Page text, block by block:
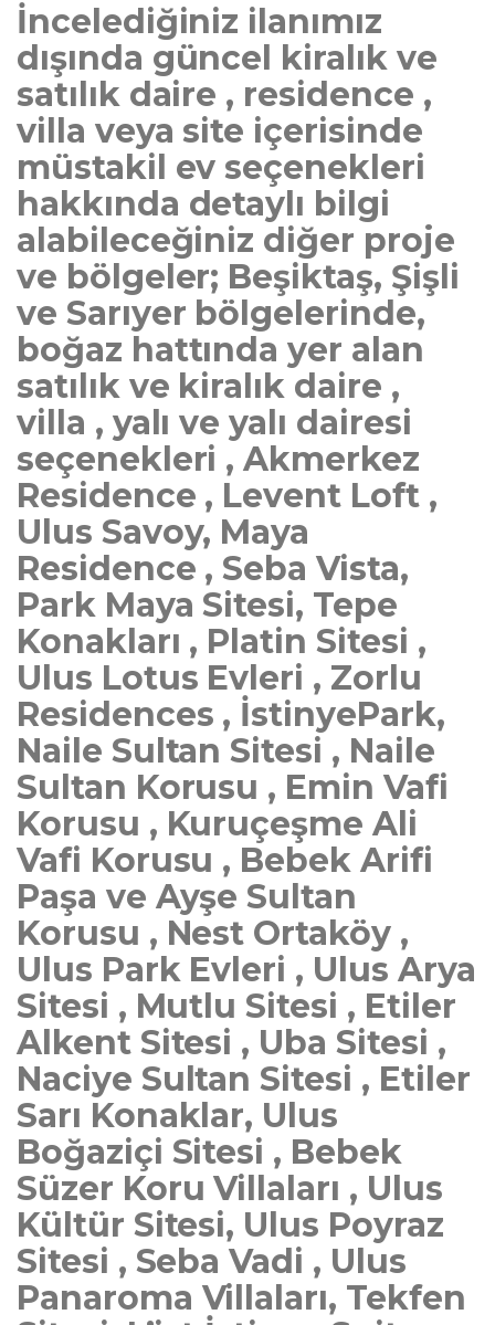
İncelediğiniz ilanımız
dışında güncel kiralık ve
satılık daire , residence ,
villa veya site içerisinde
müstakil ev seçenekleri
hakkında detaylı bilgi
alabileceğiniz diğer proje
ve bölgeler; Beşiktaş, Şişli
ve Sarıyer bölgelerinde,
boğaz hattında yer alan
satılık ve kiralık daire ,
villa , yalı ve yalı dairesi
seçenekleri , Akmerkez
Residence , Levent Loft ,
Ulus Savoy, Maya
Residence , Seba Vista,
Park Maya Sitesi, Tepe
Konakları , Platin Sitesi ,
Ulus Lotus Evleri , Zorlu
Residences , İstinyePark,
Naile Sultan Sitesi , Naile
Sultan Korusu , Emin Vafi
Korusu , Kuruçeşme Ali
Vafi Korusu , Bebek Arifi
Paşa ve Ayşe Sultan
Korusu , Nest Ortaköy ,
Ulus Park Evleri , Ulus Arya
Sitesi , Mutlu Sitesi , Etiler
Alkent Sitesi , Uba Sitesi ,
Naciye Sultan Sitesi , Etiler
Sarı Konaklar, Ulus
Boğaziçi Sitesi , Bebek
Süzer Koru Villaları , Ulus
Kültür Sitesi, Ulus Poyraz
Sitesi , Seba Vadi , Ulus
Panaroma Villaları, Tekfen